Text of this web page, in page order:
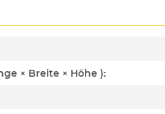
Abmessungen ( Länge × Breite × Höhe ):